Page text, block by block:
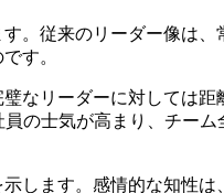
。従来のリーダー像は
す。
なリーダーに対しては
の士気が高まり、チー
します。感情的な知性